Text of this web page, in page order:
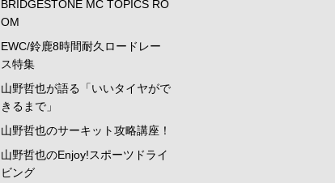
BRIDGESTONE MC TOPICS RO
OM
EWC/鈴鹿8時間耐久ロードレー
ス特集
山野哲也が語る「いいタイヤがで
きるまで」
山野哲也のサーキット攻略講座！
山野哲也のEnjoy!スポーツドライ
ビング